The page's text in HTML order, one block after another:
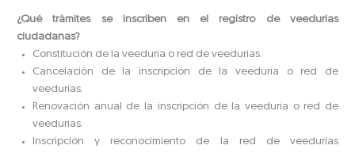
¿Qué trámites se inscriben en el registro de veedurías
ciudadanas?
Constitución de la veeduría o red de veedurías.
Cancelación de la inscripción de la veeduría o red de
veedurías.
Renovación anual de la inscripción de la veeduría o red de
veedurías.
Inscripción y reconocimiento de la red de veedurías